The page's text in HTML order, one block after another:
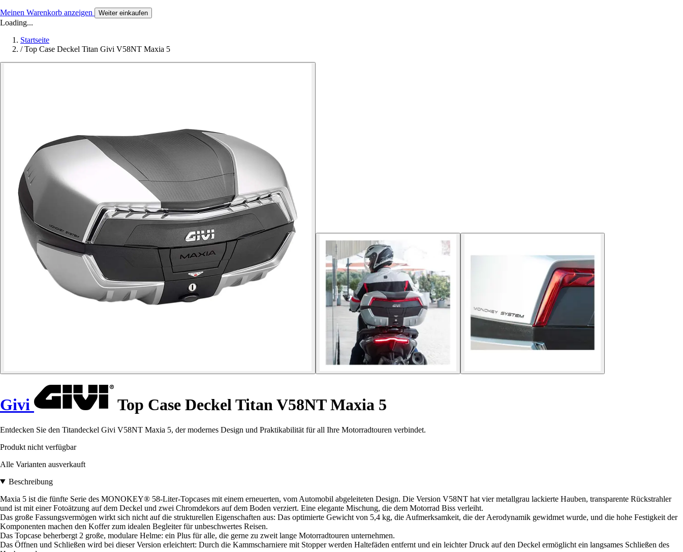
Meinen Warenkorb anzeigen Weiter einkaufen
Loading...
Startseite
/ Top Case Deckel Titan Givi V58NT Maxia 5
Givi Top Case Deckel Titan V58NT Maxia 5
Entdecken Sie den Titandeckel Givi V58NT Maxia 5, der modernes Design und Praktikabilität für all Ihre Motorradtouren verbindet.
Produkt nicht verfügbar
Alle Varianten ausverkauft
Beschreibung
Maxia 5 ist die fünfte Serie des MONOKEY® 58-Liter-Topcases mit einem erneuerten, vom Automobil abgeleiteten Design. Die Version V58NT hat vier metallgrau lackierte Hauben, transparente Rückstrahler
und ist mit einer Fotoätzung auf dem Deckel und zwei Chromdekors auf dem Boden verziert. Eine elegante Mischung, die dem Motorrad Biss verleiht.
Das große Fassungsvermögen wirkt sich nicht auf die strukturellen Eigenschaften aus: Das optimierte Gewicht von 5,4 kg, die Aufmerksamkeit, die der Aerodynamik gewidmet wurde, und die hohe Festigkeit der
Komponenten machen den Koffer zum idealen Begleiter für unbeschwertes Reisen.
Das Topcase beherbergt 2 große, modulare Helme: ein Plus für alle, die gerne zu zweit lange Motorradtouren unternehmen.
Das Öffnen und Schließen wird bei dieser Version erleichtert: Durch die Kammscharniere mit Stopper werden Haltefäden entfernt und ein leichter Druck auf den Deckel ermöglicht ein langsames Schließen des